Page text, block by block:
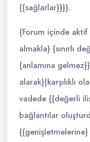
{{sağlarlar}}}}.
{Forum içinde
almakla} {sınırlı
{anlamına
alarak}|karşılıklı
vadede {{değerli
bağlantılar